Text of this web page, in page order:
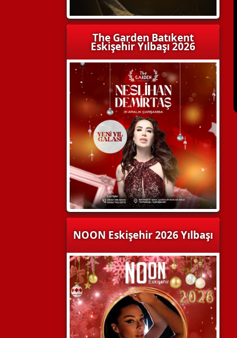
The Garden Batıkent
Eskişehir Yılbaşı 2026
NOON Eskişehir 2026 Yılbaşı